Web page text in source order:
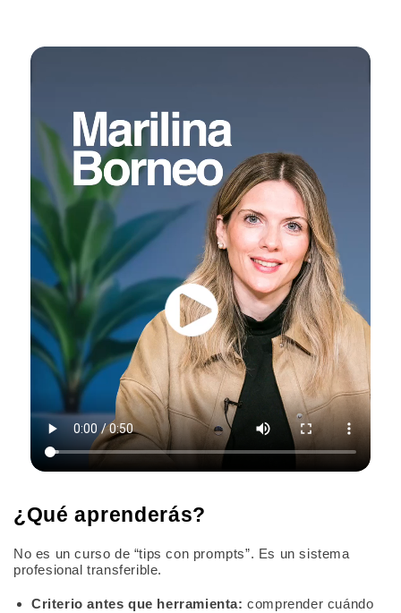
¿Qué aprenderás?
No es un curso de “tips con prompts”. Es un sistema
profesional transferible.
Criterio antes que herramienta:comprender cuándo